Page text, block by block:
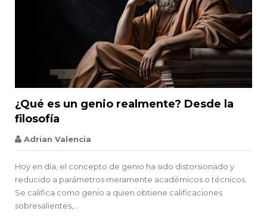

¿Qué es un genio realmente? Desde la
filosofía
Adrian Valencia
Hoy en día, el concepto de genio ha sido distorsionado y
reducido a parámetros meramente académicos o técnicos.
Se califica como genio a quien obtiene calificaciones
sobresalientes,...